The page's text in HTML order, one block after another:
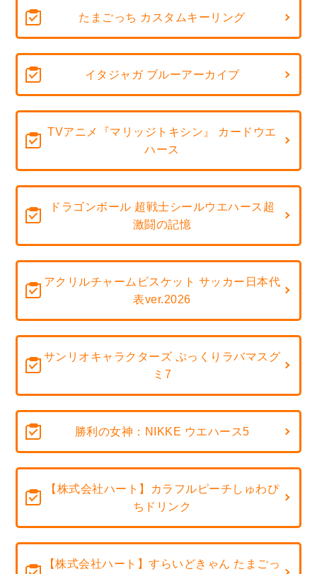
たまごっち カスタムキーリング
イタジャガ ブルーアーカイブ
TVアニメ『マリッジトキシン』 カードウエ
ハース
ドラゴンボール 超戦士シールウエハース超
激闘の記憶
アクリルチャームビスケット サッカー日本代
表ver.2026
サンリオキャラクターズ ぷっくりラバマスグ
ミ7
勝利の女神：NIKKE ウエハース5
【株式会社ハート】カラフルピーチしゅわぴ
ちドリンク
【株式会社ハート】すらいどきゃん たまごっ